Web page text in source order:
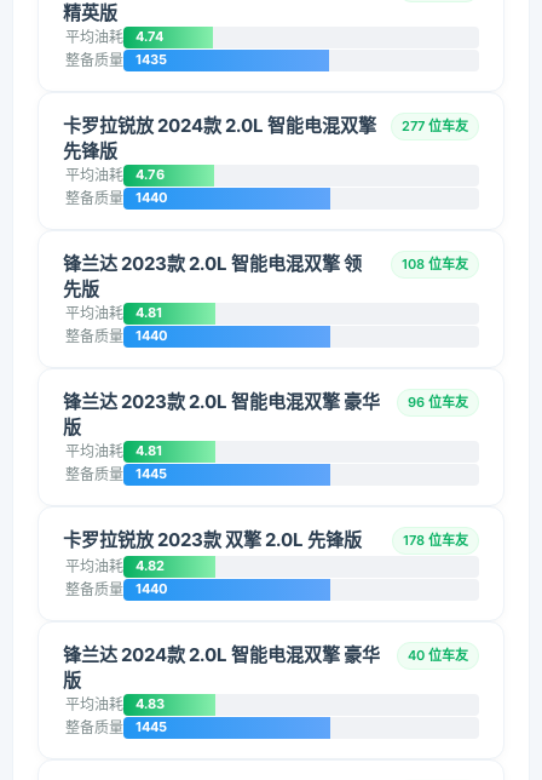
精英版
平均油耗 4.74
整备质量 1435
卡罗拉锐放 2024款 2.0L 智能电混双擎
先锋版
277 位车友
平均油耗 4.76
整备质量 1440
锋兰达 2023款 2.0L 智能电混双擎 领
先版
108 位车友
平均油耗 4.81
整备质量 1440
锋兰达 2023款 2.0L 智能电混双擎 豪华
版
96 位车友
平均油耗 4.81
整备质量 1445
卡罗拉锐放 2023款 双擎 2.0L 先锋版 178 位车友
平均油耗 4.82
整备质量 1440
锋兰达 2024款 2.0L 智能电混双擎 豪华
版
40 位车友
平均油耗 4.83
整备质量 1445